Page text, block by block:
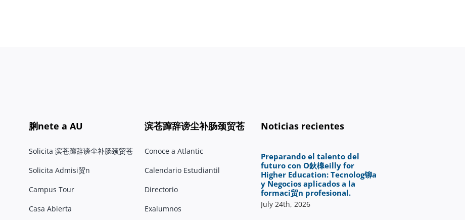
脷nete a AU
Solicita 滨苍蹿辞谤尘补肠颈贸苍
Solicita Admisi贸n
Campus Tour
Casa Abierta
滨苍蹿辞谤尘补肠颈贸苍
Conoce a Atlantic
Calendario Estudiantil
Directorio
Exalumnos
Noticias recientes
Preparando el talento del
futuro con O鈥橰eilly for
Higher Education: Tecnolog铆a
y Negocios aplicados a la
formaci贸n profesional.
July 24th, 2026